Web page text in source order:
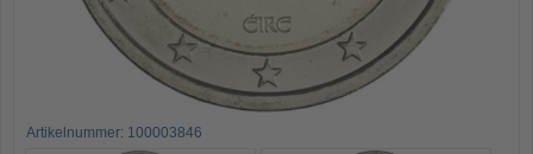
Artikelnummer: 100003846